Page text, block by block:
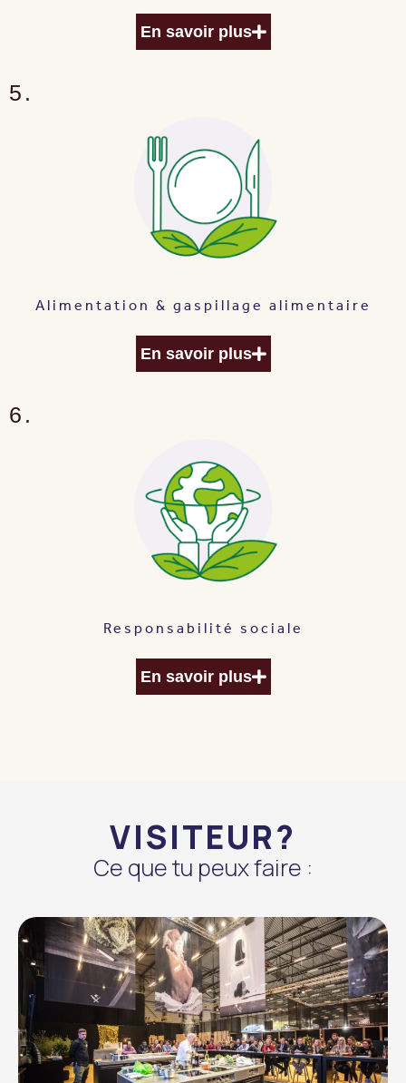
En savoir plus
5.
Alimentation & gaspillage alimentaire
En savoir plus
6.
Responsabilité sociale
En savoir plus
VISITEUR?
Ce que tu peux faire :